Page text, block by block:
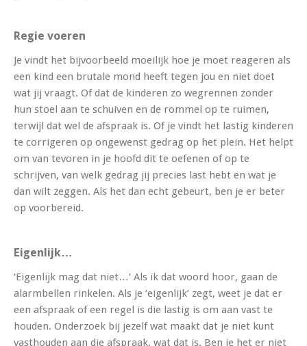
Regie voeren
Je vindt het bijvoorbeeld moeilijk hoe je moet reageren als
een kind een brutale mond heeft tegen jou en niet doet
wat jij vraagt. Of dat de kinderen zo wegrennen zonder
hun stoel aan te schuiven en de rommel op te ruimen,
terwijl dat wel de afspraak is. Of je vindt het lastig kinderen
te corrigeren op ongewenst gedrag op het plein. Het helpt
om van tevoren in je hoofd dit te oefenen of op te
schrijven, van welk gedrag jij precies last hebt en wat je
dan wilt zeggen. Als het dan echt gebeurt, ben je er beter
op voorbereid.
Eigenlijk…
‘Eigenlijk mag dat niet…’ Als ik dat woord hoor, gaan de
alarmbellen rinkelen. Als je ‘eigenlijk’ zegt, weet je dat er
een afspraak of een regel is die lastig is om aan vast te
houden. Onderzoek bij jezelf wat maakt dat je niet kunt
vasthouden aan die afspraak, wat dat is. Ben je het er niet